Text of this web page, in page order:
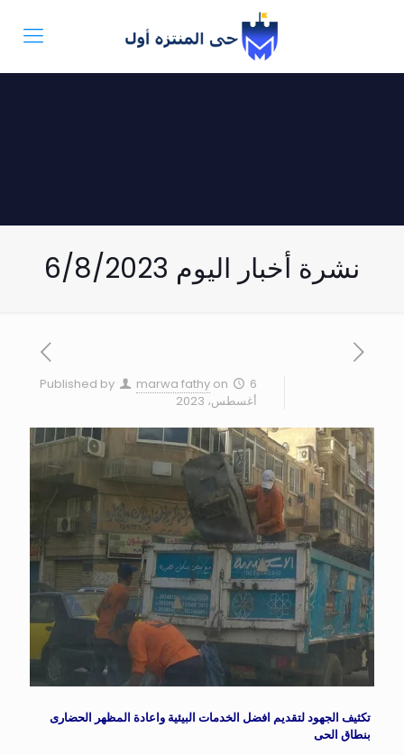
نشرة أخبار اليوم 6/8/2023
Published by marwa fathy on
6
أغسطس، 2023
تكثيف الجهود لتقديم افضل الخدمات البيئية واعادة المظهر الحضارى
بنطاق الحى